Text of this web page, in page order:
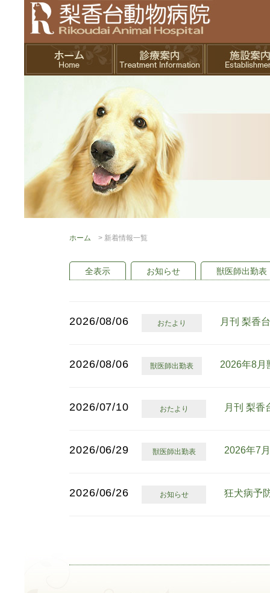
ホーム > 新着情報一覧
全表示 お知らせ 獣医師出勤表
2026/08/06 おたより 月刊 梨香
2026/08/06 獣医師出勤表 2026年8月
2026/07/10 おたより 月刊 梨香
2026/06/29 獣医師出勤表 2026年7
2026/06/26 お知らせ 狂犬病予